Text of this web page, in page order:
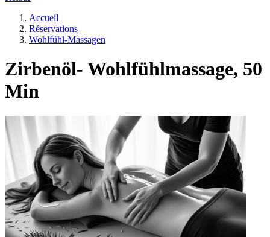
Accueil
Réservations
Wohlfühl-Massagen
Zirbenöl- Wohlfühlmassage, 50
Min